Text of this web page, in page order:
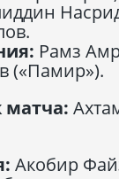
Рамз
(«Памир»).
Акобир